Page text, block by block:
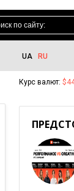
UA RU
Курс валют: